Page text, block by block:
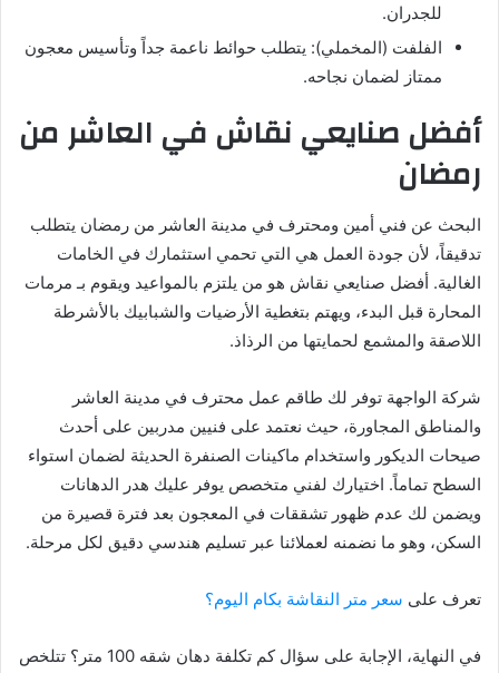
للجدران.
الفلفت (المخملي): يتطلب حوائط ناعمة جداً وتأسيس معجون
ممتاز لضمان نجاحه.
أفضل صنايعي نقاش في العاشر من
رمضان
البحث عن فني أمين ومحترف في مدينة العاشر من رمضان يتطلب
تدقيقاً، لأن جودة العمل هي التي تحمي استثمارك في الخامات
الغالية. أفضل صنايعي نقاش هو من يلتزم بالمواعيد ويقوم بـ مرمات
المحارة قبل البدء، ويهتم بتغطية الأرضيات والشبابيك بالأشرطة
اللاصقة والمشمع لحمايتها من الرذاذ.
شركة الواجهة توفر لك طاقم عمل محترف في مدينة العاشر
والمناطق المجاورة، حيث نعتمد على فنيين مدربين على أحدث
صيحات الديكور واستخدام ماكينات الصنفرة الحديثة لضمان استواء
السطح تماماً. اختيارك لفني متخصص يوفر عليك هدر الدهانات
ويضمن لك عدم ظهور تشققات في المعجون بعد فترة قصيرة من
السكن، وهو ما نضمنه لعملائنا عبر تسليم هندسي دقيق لكل مرحلة.
تعرف على سعر متر النقاشة بكام اليوم؟
في النهاية، الإجابة على سؤال كم تكلفة دهان شقه 100 متر؟ تتلخص